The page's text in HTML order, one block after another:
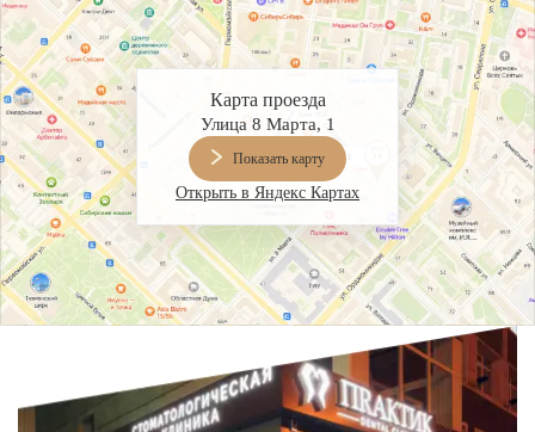
Карта проезда
Улица 8 Марта, 1
Показать карту
Открыть в Яндекс Картах